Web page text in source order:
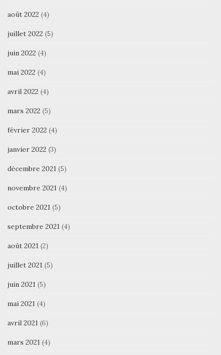
août 2022 (4)
juillet 2022 (5)
juin 2022 (4)
mai 2022 (4)
avril 2022 (4)
mars 2022 (5)
février 2022 (4)
janvier 2022 (3)
décembre 2021 (5)
novembre 2021 (4)
octobre 2021 (5)
septembre 2021 (4)
août 2021 (2)
juillet 2021 (5)
juin 2021 (5)
mai 2021 (4)
avril 2021 (6)
mars 2021 (4)